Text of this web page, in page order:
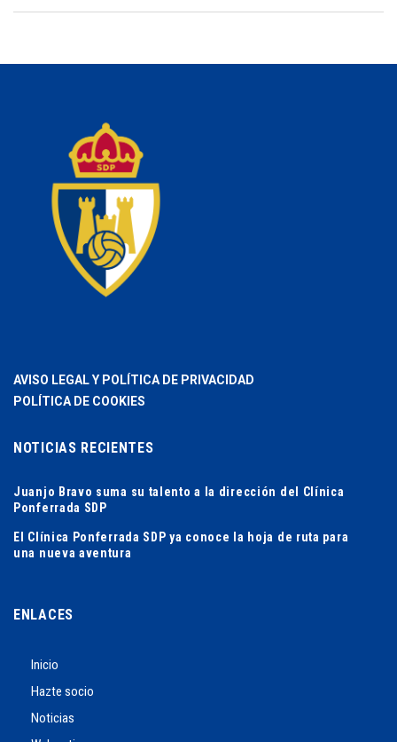
AVISO LEGAL Y POLÍTICA DE PRIVACIDAD
POLÍTICA DE COOKIES
NOTICIAS RECIENTES
Juanjo Bravo suma su talento a la dirección del Clínica
Ponferrada SDP
El Clínica Ponferrada SDP ya conoce la hoja de ruta para
una nueva aventura
ENLACES
Inicio
Hazte socio
Noticias